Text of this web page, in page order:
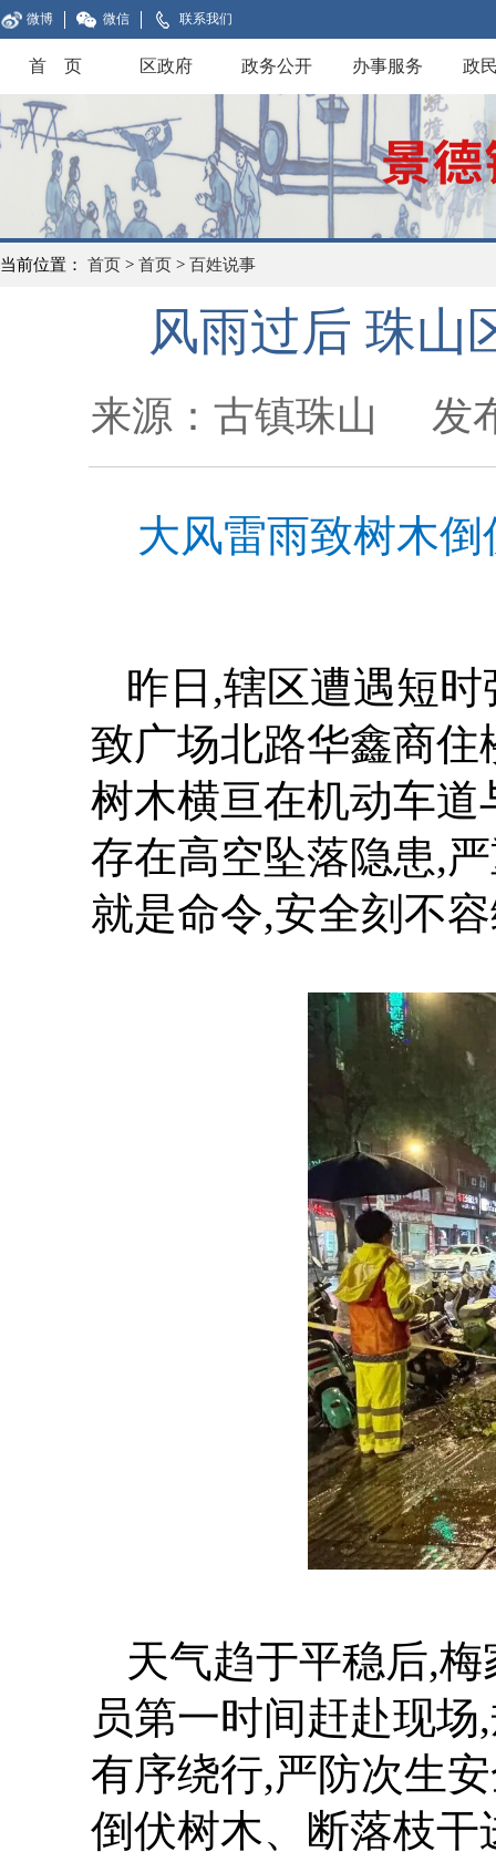
微博 微信 联系我们
首 页 区政府 政务公开 办事服务 政
当前位置： 首页 > 首页 > 百姓说事
风雨过后 珠山
来源：古镇珠山 发
大风雷雨致树木
昨日,辖区遭遇短
致广场北路华鑫商
树木横亘在机动车
存在高空坠落隐患,
就是命令,安全刻不
天气趋于平稳后,
员第一时间赶赴现
有序绕行,严防次生
倒伏树木、断落枝